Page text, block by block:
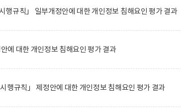
행규칙」 일부개정안에 대한 개인정보 침해요인 평가 결과
에 대한 개인정보 침해요인 평가 결과
행규칙」 제정안에 대한 개인정보 침해요인 평가 결과